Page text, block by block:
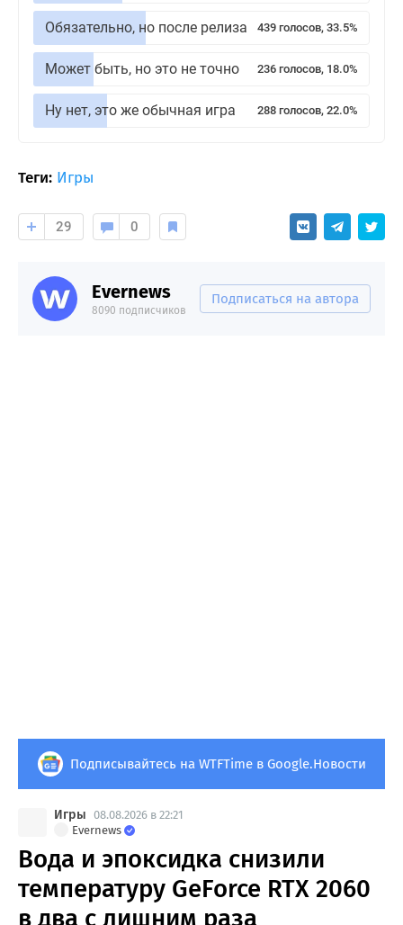
Обязательно, но после релиза 439 голосов, 33.5%
Может быть, но это не точно 236 голосов, 18.0%
Ну нет, это же обычная игра 288 голосов, 22.0%
Теги: Игры
29 0
Evernews
8090 подписчиков
Подписаться на автора
Подписывайтесь на WTFTime в Google.Новости
Игры 08.08.2026 в 22:21
Evernews
Вода и эпоксидка снизили
температуру GeForce RTX 2060
в два с лишним раза